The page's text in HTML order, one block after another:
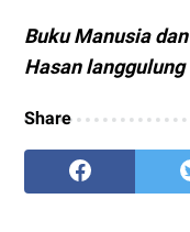
Buku Manusia
Hasan langgulung
Share